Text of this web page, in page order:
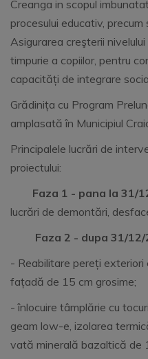
Creanga in scopul
procesului educativ,
Asigurarea creşterii
timpurie a copiilor, pentru
capacități de integrare
Grădinița cu Program
amplasată în Municipiul
Principalele lucrări de
proiectului:
Faza 1 - pana la 31/
lucrări de demontări,
Faza 2 - dupa 31/12/
- Reabilitare pereți
fațadă de 15 cm grosime;
- înlocuire tâmplărie cu
geam low-e, izolarea
vată minerală bazaltică de